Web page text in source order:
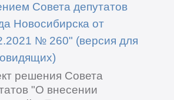
Совета депутатов
Новосибирска от
№ 260" (версия для
решения Совета
"О внесении